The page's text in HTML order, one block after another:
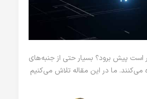
پیش برود؟ بسیار حتی از جنبه‌های
می‌کنند. ما در این مقاله تلاش می‌کنیم